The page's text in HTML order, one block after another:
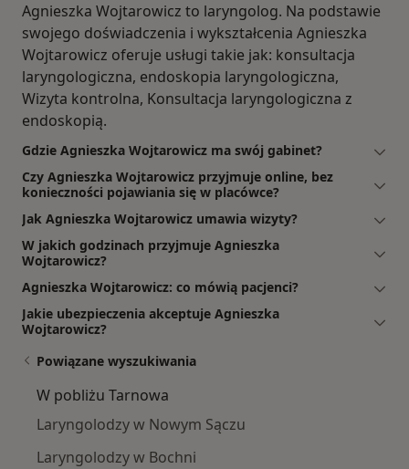
Agnieszka Wojtarowicz to laryngolog. Na podstawie
swojego doświadczenia i wykształcenia Agnieszka
Wojtarowicz oferuje usługi takie jak: konsultacja
laryngologiczna, endoskopia laryngologiczna,
Wizyta kontrolna, Konsultacja laryngologiczna z
endoskopią.
Gdzie Agnieszka Wojtarowicz ma swój gabinet?
Czy Agnieszka Wojtarowicz przyjmuje online, bez
konieczności pojawiania się w placówce?
Jak Agnieszka Wojtarowicz umawia wizyty?
W jakich godzinach przyjmuje Agnieszka
Wojtarowicz?
Agnieszka Wojtarowicz: co mówią pacjenci?
Jakie ubezpieczenia akceptuje Agnieszka
Wojtarowicz?
Powiązane wyszukiwania
W pobliżu Tarnowa
Laryngolodzy w Nowym Sączu
Laryngolodzy w Bochni